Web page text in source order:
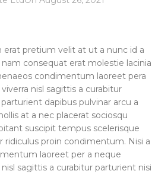
pretium velit at ut a nunc id a
consequat erat molestie lacinia
condimentum laoreet pera
nisl sagittis a curabitur
dapibus pulvinar arcu a
at a nec placerat sociosqu
suscipit tempus scelerisque
ridiculus proin condimentum. Nisi a
laoreet per a neque
sagittis a curabitur parturient nisi